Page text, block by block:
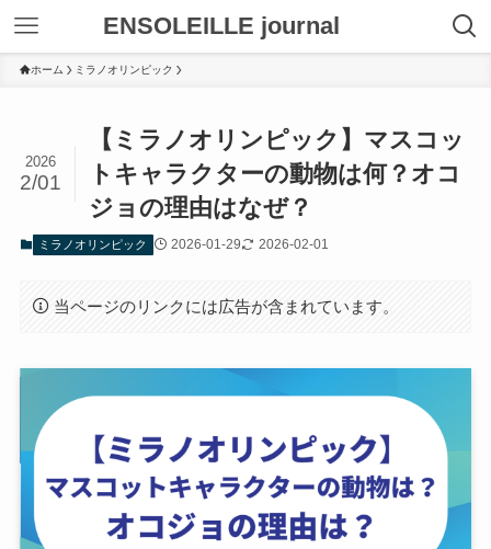
ENSOLEILLE journal
ホーム ミラノオリンピック
【ミラノオリンピック】マスコッ
トキャラクターの動物は何？オコ
ジョの理由はなぜ？
2026
2/01
ミラノオリンピック 2026-01-29 2026-02-01
当ページのリンクには広告が含まれています。